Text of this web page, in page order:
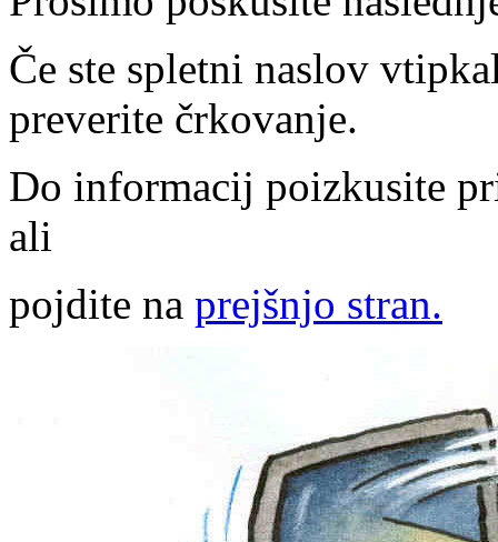
Če ste spletni naslov
preverite črkovanje.
Do informacij poizkusite
ali
pojdite na prejšnjo stran.